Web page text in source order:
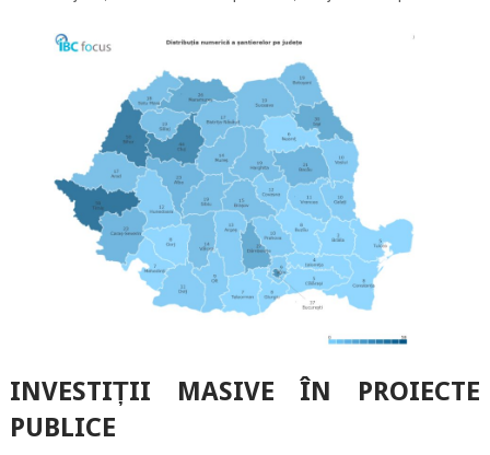
INVESTIȚII MASIVE ÎN PROIECTE
PUBLICE